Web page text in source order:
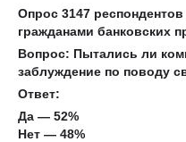
Опрос 3147
гражданами банковских
Вопрос: Пытались ли
заблуждение по поводу
Ответ:
Да — 52%
Нет — 48%